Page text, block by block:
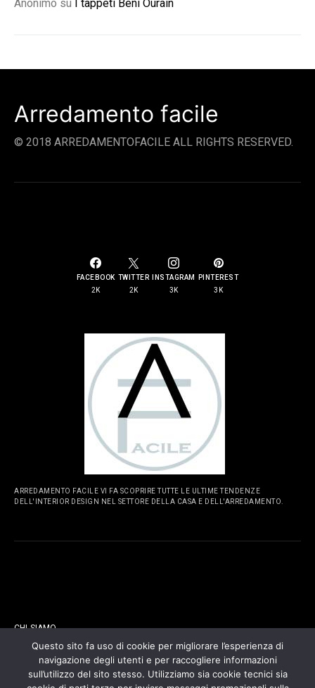
Anonimo su I tappeti Beni Ourain
Arredamento facile
© 2018 ARREDAMENTOFACILE ALL RIGHTS RESERVED.
FACEBOOK
2K
TWITTER
2K
INSTAGRAM
3K
PINTEREST
3K
ARREDAMENTO FACILE VI FA SCOPRIRE TUTTE LE ULTIME TENDENZE
DELL'INTERIOR DESIGN NEL SETTORE DELLA CASA E DELL'ARREDAMENTO.
CHI SIAMO
CONTATTI
Questo sito fa uso di cookie per migliorare l’esperienza di
navigazione degli utenti e per raccogliere informazioni
sull’utilizzo del sito stesso. Utilizziamo sia cookie tecnici sia